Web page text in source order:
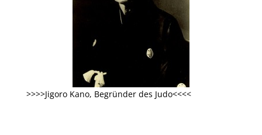
>>>>Jigoro Kano, Begründer des Judo<<<<